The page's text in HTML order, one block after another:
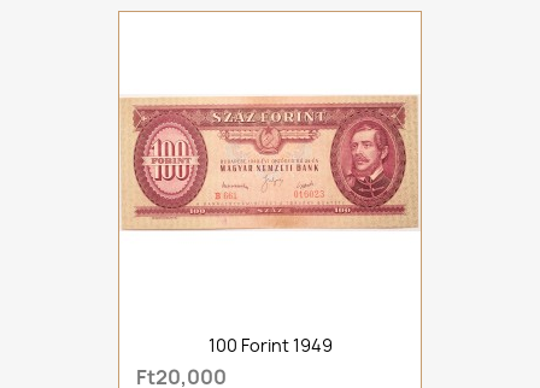
100 Forint 1949
Ft20,000